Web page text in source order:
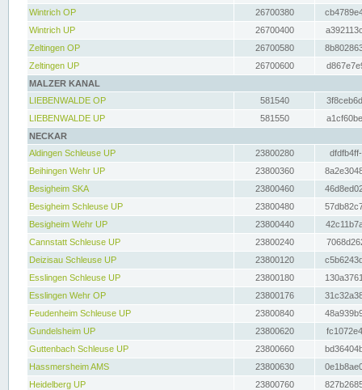
Wintrich OP
26700380
Wintrich UP
26700400
Zeltingen OP
26700580
Zeltingen UP
26700600
MALZER KANAL
LIEBENWALDE OP
581540
LIEBENWALDE UP
581550
NECKAR
Aldingen Schleuse UP
23800280
Beihingen Wehr UP
23800360
Besigheim SKA
23800460
Besigheim Schleuse UP
23800480
Besigheim Wehr UP
23800440
Cannstatt Schleuse UP
23800240
Deizisau Schleuse UP
23800120
Esslingen Schleuse UP
23800180
Esslingen Wehr OP
23800176
Feudenheim Schleuse UP
23800840
Gundelsheim UP
23800620
Guttenbach Schleuse UP
23800660
Hassmersheim AMS
23800630
Heidelberg UP
23800760